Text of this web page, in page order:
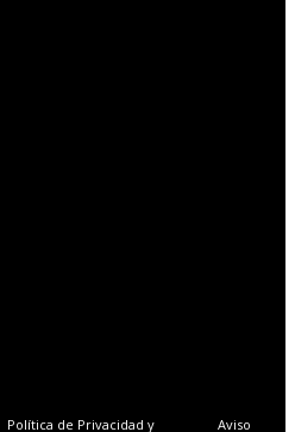
Política de Privacidad y Aviso